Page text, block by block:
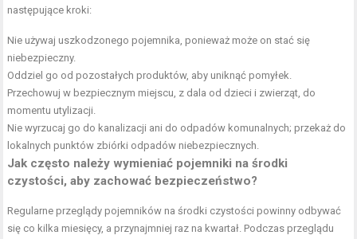
następujące kroki:
Nie używaj uszkodzonego pojemnika, ponieważ może on stać się
niebezpieczny.
Oddziel go od pozostałych produktów, aby uniknąć pomyłek.
Przechowuj w bezpiecznym miejscu, z dala od dzieci i zwierząt, do
momentu utylizacji.
Nie wyrzucaj go do kanalizacji ani do odpadów komunalnych; przekaż do
lokalnych punktów zbiórki odpadów niebezpiecznych.
Jak często należy wymieniać pojemniki na środki
czystości, aby zachować bezpieczeństwo?
Regularne przeglądy pojemników na środki czystości powinny odbywać
się co kilka miesięcy, a przynajmniej raz na kwartał. Podczas przeglądu